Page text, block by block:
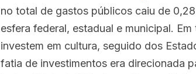
no total de gastos públicos caiu de
esfera federal, estadual e municipal.
investem em cultura, seguido dos
fatia de investimentos era direcionada